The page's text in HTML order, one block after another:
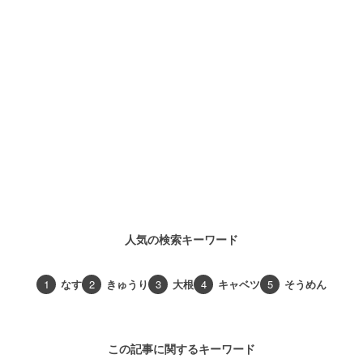
人気の検索キーワード
1 なす 2 きゅうり 3 大根 4 キャベツ 5 そうめん
この記事に関するキーワード